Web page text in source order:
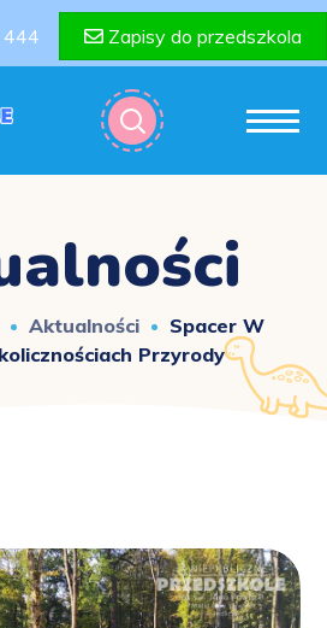
Zapisy do przedszkola
Aktualności
Spacer W
Przyrody